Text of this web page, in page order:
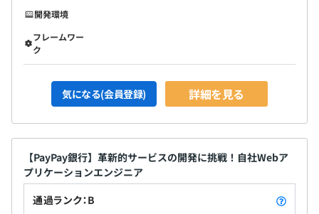
開発環境
フレームワー
ク
気になる(会員登録) 詳細を見る
【PayPay銀行】革新的サービスの開発に挑戦！自社Webア
プリケーションエンジニア
通過ランク：B